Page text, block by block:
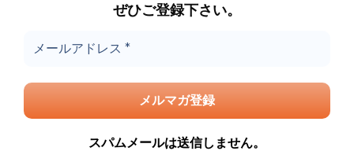
ぜひご登録下さい。
スパムメールは送信しません。